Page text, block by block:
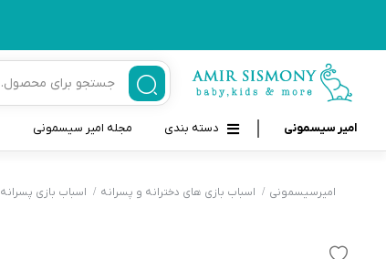
امیر سیسمونی دسته بندی
قاب و بندپستانک
مجله امیر سیسمونی
امیرسیسمونی اسباب بازی های دخترانه و پسرانه اسباب بازی پسرانه